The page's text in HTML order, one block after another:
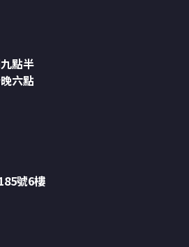
點半
六點
號6樓